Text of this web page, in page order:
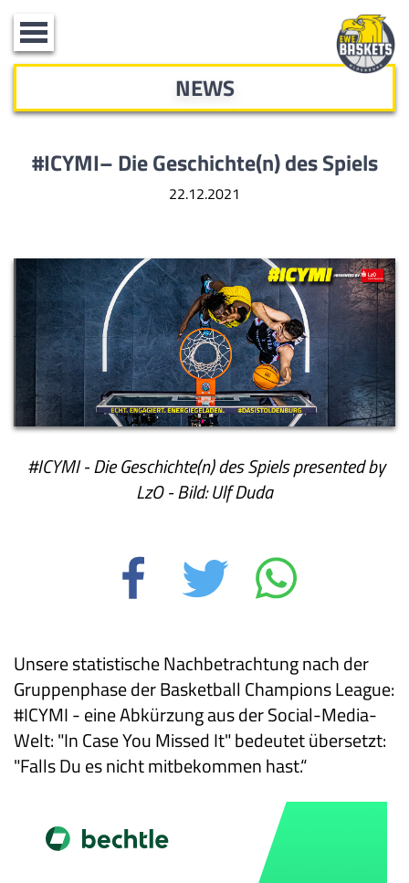
Toggle
navigation
NEWS
#ICYMI– Die Geschichte(n) des Spiels
22.12.2021
#ICYMI - Die Geschichte(n) des Spiels presented by
LzO - Bild: Ulf Duda
Unsere statistische Nachbetrachtung nach der
Gruppenphase der Basketball Champions League:
#ICYMI - eine Abkürzung aus der Social-Media-
Welt: "In Case You Missed It" bedeutet übersetzt:
"Falls Du es nicht mitbekommen hast.“